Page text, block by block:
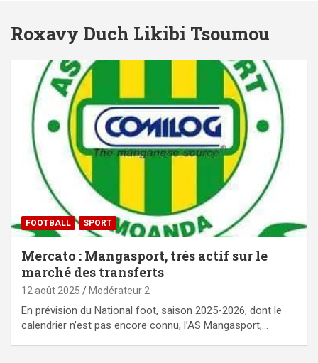
Roxavy Duch Likibi Tsoumou
FOOTBALL SPORT
Mercato : Mangasport, très actif sur le
marché des transferts
12 août 2025 Modérateur 2
En prévision du National foot, saison 2025-2026, dont le
calendrier n’est pas encore connu, l’AS Mangasport,…